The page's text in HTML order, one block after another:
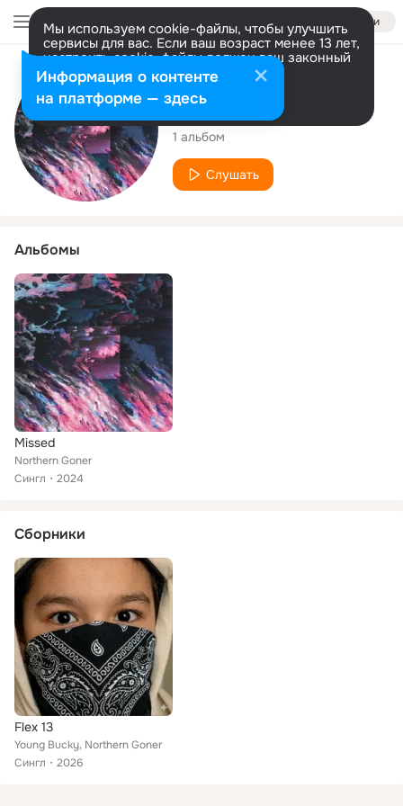
Войти
Мы используем cookie-файлы, чтобы улучшить
сервисы для вас. Если ваш возраст менее 13 лет,
настроить cookie-файлы должен ваш законный
представитель. Больше информации
Разрешить все Настроить
Исполнитель
Northern Goner
1 альбом
Слушать
Альбомы
Missed
Northern Goner
Сингл
2024
Сборники
Flex 13
Young Bucky, Northern Goner
Сингл
2026
Информация о контенте
на платформе — здесь